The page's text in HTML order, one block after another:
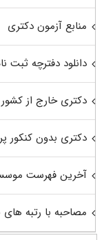
منابع آزمون دکتری
دانلود دفترچه ثبت
دکتری خارج از کشور
دکتری بدون کنکور
آخرین فهرست
مصاحبه با رتبه های